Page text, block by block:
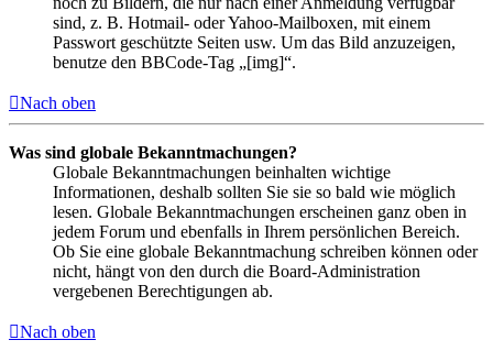
sind, z. B. Hotmail- oder Yahoo-Mailboxen, mit einem
Passwort geschützte Seiten usw. Um das Bild anzuzeigen,
benutze den BBCode-Tag „[img]“.
Nach oben
Was sind globale Bekanntmachungen?
Globale Bekanntmachungen beinhalten wichtige
Informationen, deshalb sollten Sie sie so bald wie möglich
lesen. Globale Bekanntmachungen erscheinen ganz oben in
jedem Forum und ebenfalls in Ihrem persönlichen Bereich.
Ob Sie eine globale Bekanntmachung schreiben können oder
nicht, hängt von den durch die Board-Administration
vergebenen Berechtigungen ab.
Nach oben